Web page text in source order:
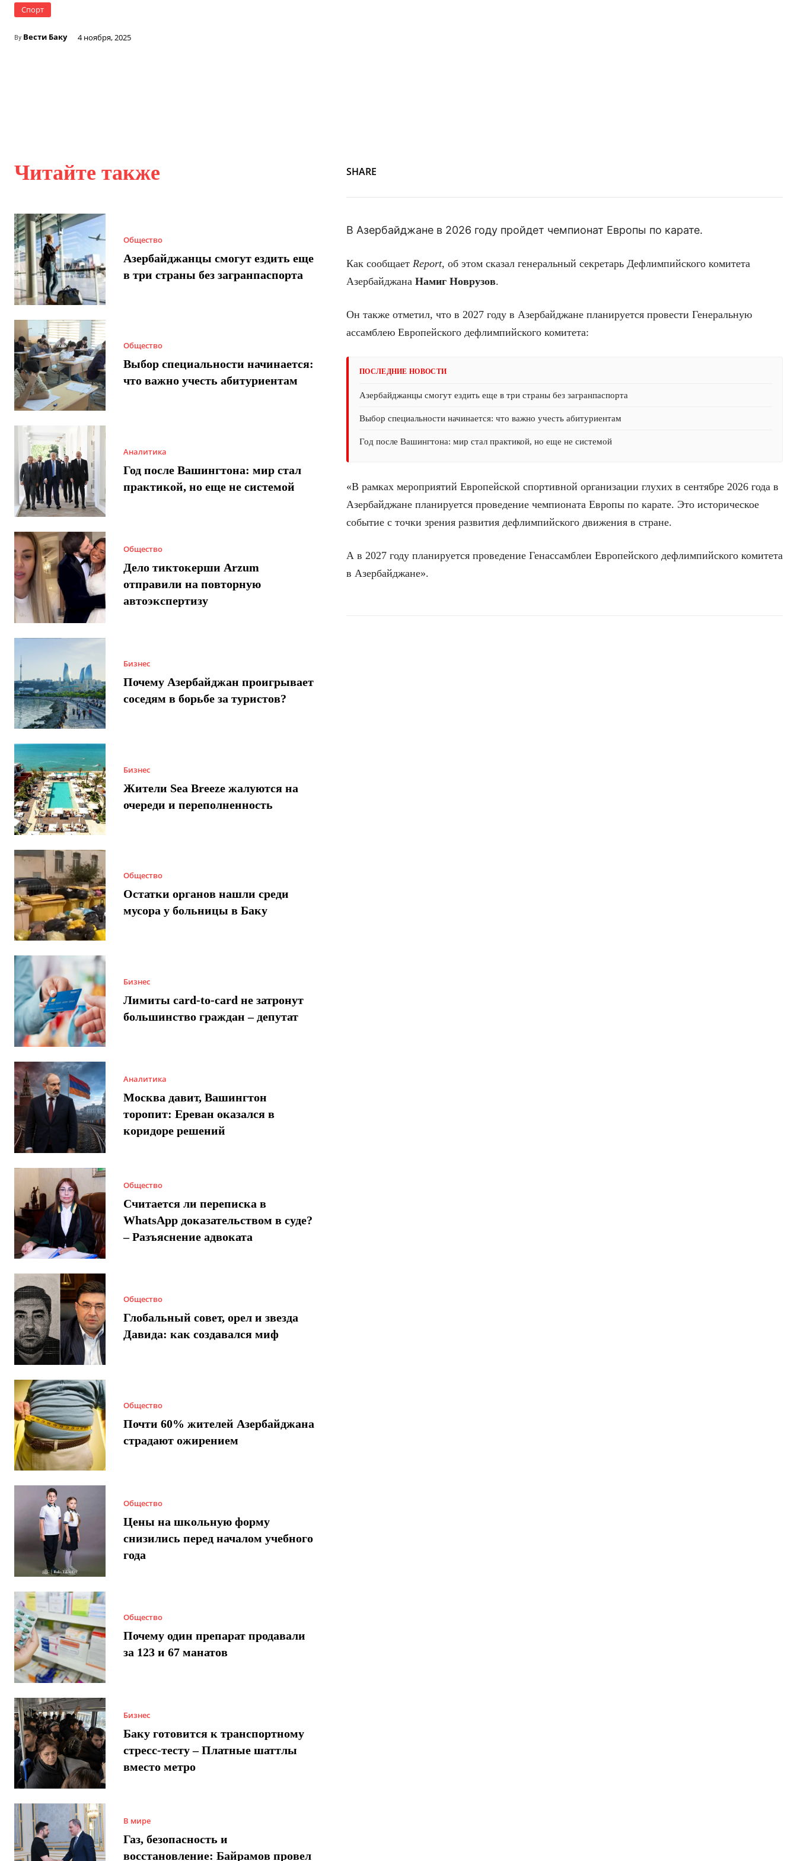
Спорт
By Вести Баку 4 ноября, 2025
Читайте также
Общество
Азербайджанцы смогут ездить еще
в три страны без загранпаспорта
Общество
Выбор специальности начинается:
что важно учесть абитуриентам
Аналитика
Год после Вашингтона: мир стал
практикой, но еще не системой
Общество
Дело тиктокерши Arzum
отправили на повторную
автоэкспертизу
Бизнес
Почему Азербайджан проигрывает
соседям в борьбе за туристов?
Бизнес
Жители Sea Breeze жалуются на
очереди и переполненность
Общество
Остатки органов нашли среди
мусора у больницы в Баку
Бизнес
Лимиты card-to-card не затронут
большинство граждан – депутат
Аналитика
Москва давит, Вашингтон
торопит: Ереван оказался в
коридоре решений
Общество
Считается ли переписка в
WhatsApp доказательством в суде?
– Разъяснение адвоката
Общество
Глобальный совет, орел и звезда
Давида: как создавался миф
Общество
Почти 60% жителей Азербайджана
страдают ожирением
Общество
Цены на школьную форму
снизились перед началом учебного
года
Общество
Почему один препарат продавали
за 123 и 67 манатов
Бизнес
Баку готовится к транспортному
стресс-тесту – Платные шаттлы
вместо метро
В мире
Газ, безопасность и
восстановление: Байрамов провел
SHARE
В Азербайджане в 2026 году пройдет чемпионат Европы по карате.
Как сообщает Report, об этом сказал генеральный секретарь Дефлимпийского комитета
Азербайджана Намиг Новрузов.
Он также отметил, что в 2027 году в Азербайджане планируется провести Генеральную
ассамблею Европейского дефлимпийского комитета:
ПОСЛЕДНИЕ НОВОСТИ
Азербайджанцы смогут ездить еще в три страны без загранпаспорта
Выбор специальности начинается: что важно учесть абитуриентам
Год после Вашингтона: мир стал практикой, но еще не системой
«В рамках мероприятий Европейской спортивной организации глухих в сентябре 2026 года в
Азербайджане планируется проведение чемпионата Европы по карате. Это историческое
событие с точки зрения развития дефлимпийского движения в стране.
А в 2027 году планируется проведение Генассамблеи Европейского дефлимпийского комитета
в Азербайджане».